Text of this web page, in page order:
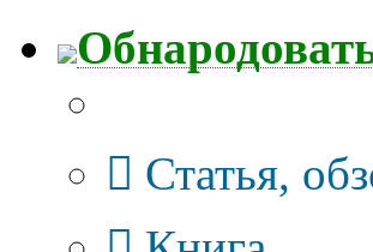
Статья,